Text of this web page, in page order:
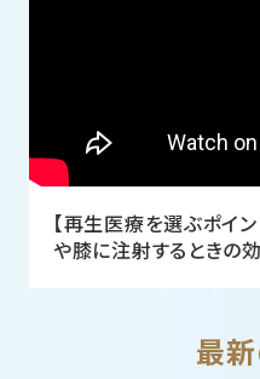
【再生医療を選ぶポイ
や膝に注射するときの
最